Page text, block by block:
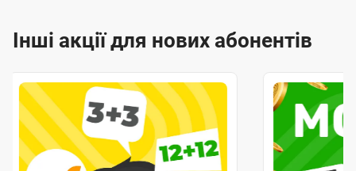
Інші акції для нових абонентів